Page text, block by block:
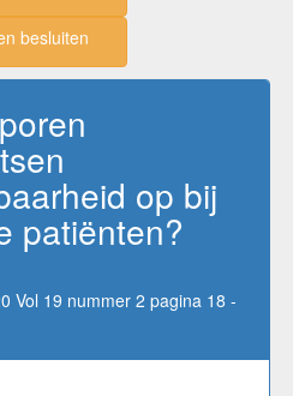
besluiten
op bij
patiënten?
Vol 19 nummer 2 pagina 18 -